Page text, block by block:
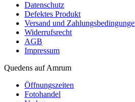
Datenschutz
Defektes Produkt
Versand und
Widerrufsrecht
AGB
Impressum
Quedens auf Amrum
Öffnungszeiten
Fotohandel